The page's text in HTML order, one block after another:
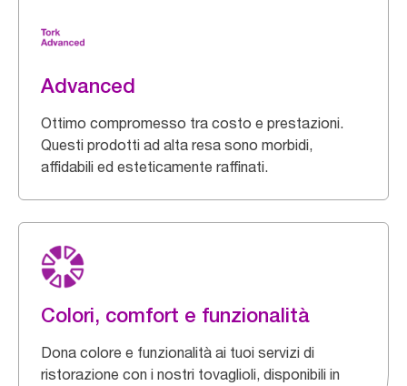
Advanced
Ottimo compromesso tra costo e prestazioni.
Questi prodotti ad alta resa sono morbidi,
affidabili ed esteticamente raffinati.
Colori, comfort e funzionalità
Dona colore e funzionalità ai tuoi servizi di
ristorazione con i nostri tovaglioli, disponibili in